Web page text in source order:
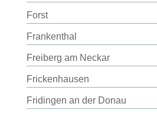
Forst
Frankenthal
Freiberg am Neckar
Frickenhausen
Fridingen an der Donau